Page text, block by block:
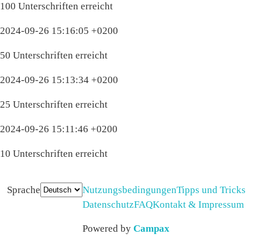
100 Unterschriften erreicht
2024-09-26 15:16:05 +0200
50 Unterschriften erreicht
2024-09-26 15:13:34 +0200
25 Unterschriften erreicht
2024-09-26 15:11:46 +0200
10 Unterschriften erreicht
Sprache NutzungsbedingungenTipps und Tricks
DatenschutzFAQKontakt & Impressum
Powered by Campax